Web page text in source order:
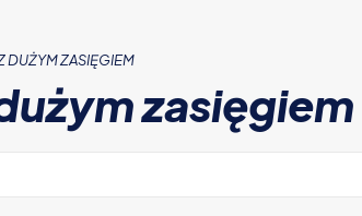
DUŻYM ZASIĘGIEM
zasięgiem